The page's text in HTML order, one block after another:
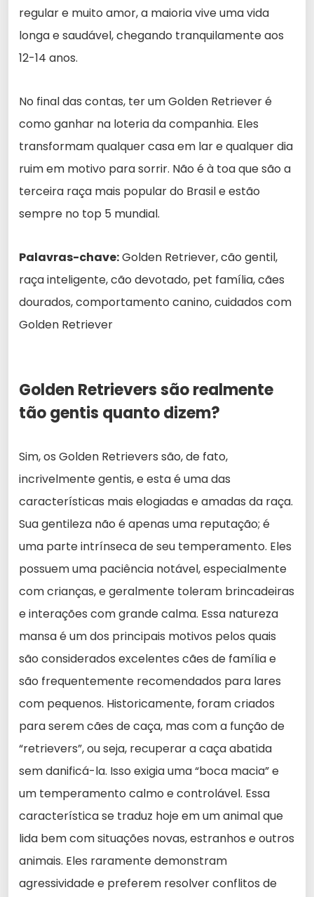
regular e muito amor, a maioria vive uma vida
longa e saudável, chegando tranquilamente aos
12-14 anos.
No final das contas, ter um Golden Retriever é
como ganhar na loteria da companhia. Eles
transformam qualquer casa em lar e qualquer dia
ruim em motivo para sorrir. Não é à toa que são a
terceira raça mais popular do Brasil e estão
sempre no top 5 mundial.
Palavras-chave:Golden Retriever, cão gentil,
raça inteligente, cão devotado, pet família, cães
dourados, comportamento canino, cuidados com
Golden Retriever
Golden Retrievers são realmente
tão gentis quanto dizem?
Sim, os Golden Retrievers são, de fato,
incrivelmente gentis, e esta é uma das
características mais elogiadas e amadas da raça.
Sua gentileza não é apenas uma reputação; é
uma parte intrínseca de seu temperamento. Eles
possuem uma paciência notável, especialmente
com crianças, e geralmente toleram brincadeiras
e interações com grande calma. Essa natureza
mansa é um dos principais motivos pelos quais
são considerados excelentes cães de família e
são frequentemente recomendados para lares
com pequenos. Historicamente, foram criados
para serem cães de caça, mas com a função de
“retrievers”, ou seja, recuperar a caça abatida
sem danificá-la. Isso exigia uma “boca macia” e
um temperamento calmo e controlável. Essa
característica se traduz hoje em um animal que
lida bem com situações novas, estranhos e outros
animais. Eles raramente demonstram
agressividade e preferem resolver conflitos de